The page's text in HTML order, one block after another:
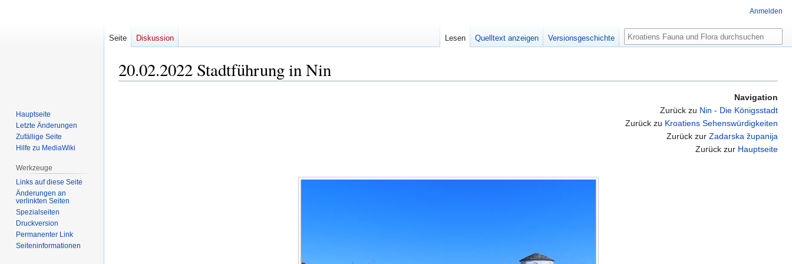
20.02.2022 Stadtführung in Nin
Navigation
Zurück zu Nin - Die Königsstadt
Zurück zu Kroatiens Sehenswürdigkeiten
Zurück zur Zadarska županija
Zurück zur Hauptseite
Anmelden
Seite Diskussion Lesen Quelltext anzeigen Versionsgeschichte Suche
Hauptseite
Letzte Änderungen
Zufällige Seite
Hilfe zu MediaWiki
Werkzeuge
Links auf diese Seite
Änderungen an
verlinkten Seiten
Spezialseiten
Druckversion
Permanenter Link
Seiten­informationen